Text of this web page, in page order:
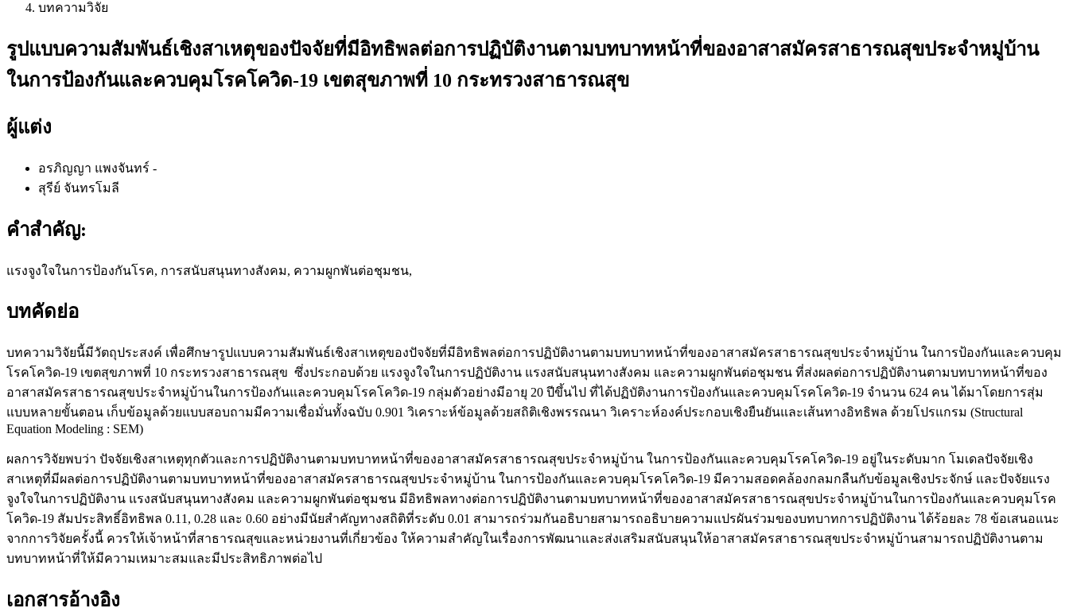
บทความวิจัย
รูปแบบความสัมพันธ์เชิงสาเหตุของปัจจัยที่มีอิทธิพลต่อการปฏิบัติงานตามบทบาทหน้าที่ของอาสาสมัครสาธารณสุขประจำหมู่บ้าน
ในการป้องกันและควบคุมโรคโควิด-19 เขตสุขภาพที่ 10 กระทรวงสาธารณสุข
ผู้แต่ง
อรภิญญา แพงจันทร์ -
สุรีย์ จันทรโมลี
คำสำคัญ:
แรงจูงใจในการป้องกันโรค, การสนับสนุนทางสังคม, ความผูกพันต่อชุมชน,
บทคัดย่อ
บทความวิจัยนี้มีวัตถุประสงค์ เพื่อศึกษารูปแบบความสัมพันธ์เชิงสาเหตุของปัจจัยที่มีอิทธิพลต่อการปฏิบัติงานตามบทบาทหน้าที่ของอาสาสมัครสาธารณสุขประจำหมู่บ้าน ในการป้องกันและควบคุม
โรคโควิด-19 เขตสุขภาพที่ 10 กระทรวงสาธารณสุข ซึ่งประกอบด้วย แรงจูงใจในการปฏิบัติงาน แรงสนับสนุนทางสังคม และความผูกพันต่อชุมชน ที่ส่งผลต่อการปฏิบัติงานตามบทบาทหน้าที่ของ
อาสาสมัครสาธารณสุขประจำหมู่บ้านในการป้องกันและควบคุมโรคโควิด-19 กลุ่มตัวอย่างมีอายุ 20 ปีขึ้นไป ที่ได้ปฏิบัติงานการป้องกันและควบคุมโรคโควิด-19 จำนวน 624 คน ได้มาโดยการสุ่ม
แบบหลายขั้นตอน เก็บข้อมูลด้วยแบบสอบถามมีความเชื่อมั่นทั้งฉบับ 0.901 วิเคราะห์ข้อมูลด้วยสถิติเชิงพรรณนา วิเคราะห์องค์ประกอบเชิงยืนยันและเส้นทางอิทธิพล ด้วยโปรแกรม (Structural
Equation Modeling : SEM)
ผลการวิจัยพบว่า ปัจจัยเชิงสาเหตุทุกตัวและการปฏิบัติงานตามบทบาทหน้าที่ของอาสาสมัครสาธารณสุขประจำหมู่บ้าน ในการป้องกันและควบคุมโรคโควิด-19 อยู่ในระดับมาก โมเดลปัจจัยเชิง
สาเหตุที่มีผลต่อการปฏิบัติงานตามบทบาทหน้าที่ของอาสาสมัครสาธารณสุขประจำหมู่บ้าน ในการป้องกันและควบคุมโรคโควิด-19 มีความสอดคล้องกลมกลืนกับข้อมูลเชิงประจักษ์ และปัจจัยแรง
จูงใจในการปฏิบัติงาน แรงสนับสนุนทางสังคม และความผูกพันต่อชุมชน มีอิทธิพลทางต่อการปฏิบัติงานตามบทบาทหน้าที่ของอาสาสมัครสาธารณสุขประจำหมู่บ้านในการป้องกันและควบคุมโรค
โควิด-19 สัมประสิทธิ์อิทธิพล 0.11, 0.28 และ 0.60 อย่างมีนัยสำคัญทางสถิติที่ระดับ 0.01 สามารถร่วมกันอธิบายสามารถอธิบายความแปรผันร่วมของบทบาทการปฏิบัติงาน ได้ร้อยละ 78 ข้อเสนอแนะ
จากการวิจัยครั้งนี้ ควรให้เจ้าหน้าที่สาธารณสุขและหน่วยงานที่เกี่ยวข้อง ให้ความสำคัญในเรื่องการพัฒนาและส่งเสริมสนับสนุนให้อาสาสมัครสาธารณสุขประจำหมู่บ้านสามารถปฏิบัติงานตาม
บทบาทหน้าที่ให้มีความเหมาะสมและมีประสิทธิภาพต่อไป
เอกสารอ้างอิง